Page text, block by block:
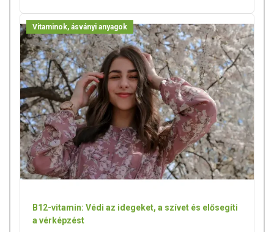
Vitaminok, ásványi anyagok
B12-vitamin: Védi az idegeket, a szívet és elősegíti
a vérképzést